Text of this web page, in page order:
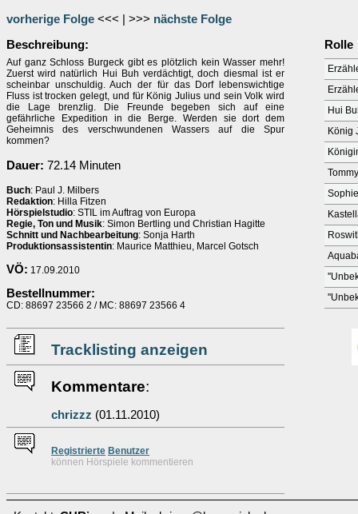
vorherige Folge <<< | >>> nächste Folge
Beschreibung:
Auf ganz Schloss Burgeck gibt es plötzlich kein Wasser mehr!
Zuerst wird natürlich Hui Buh verdächtigt, doch diesmal ist er
scheinbar unschuldig. Auch der für das Dorf lebenswichtige
Fluss ist trocken gelegt, und für König Julius und sein Volk wird
die Lage brenzlig. Die Freunde begeben sich auf eine
gefährliche Expedition in die Berge. Werden sie dort dem
Geheimnis des verschwundenen Wassers auf die Spur
kommen?
Dauer: 72.14 Minuten
Buch: Paul J. Milbers
Redaktion: Hilla Fitzen
Hörspielstudio: STIL im Auftrag von Europa
Regie, Ton und Musik: Simon Bertling und Christian Hagitte
Schnitt und Nachbearbeitung: Sonja Harth
Produktionsassistentin: Maurice Matthieu, Marcel Gotsch
VÖ: 17.09.2010
Bestellnummer:
CD: 88697 23566 2 / MC: 88697 23566 4
Tracklisting anzeigen
Kommentare:
chrizzz (01.11.2010)
Registrierte Benutzer
können Hörspiele kommentieren
Rolle
Hui
König
Tommy
Sophie